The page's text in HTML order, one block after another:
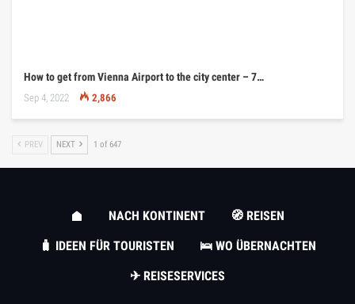
How to get from Vienna Airport to the city center – 7…
Sep 4, 2022 2,866
PREV NEXT 1 of 647
NACH KONTINENT
🧭 REISEN
🧳 IDEEN FÜR TOURISTEN
🛌 WO ÜBERNACHTEN
✈ REISESERVICES